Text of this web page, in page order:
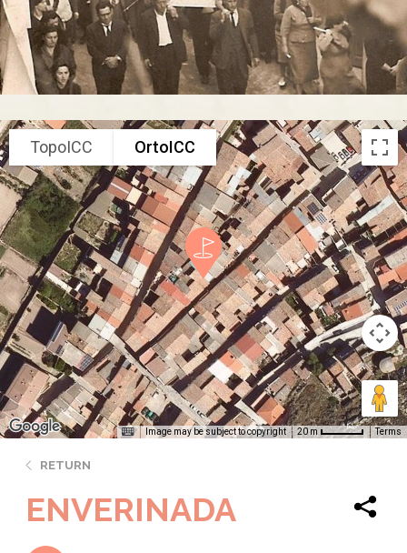
TopoICC OrtoICC
Image may be subject to copyright 20 m Terms
RETURN
ENVERINADA